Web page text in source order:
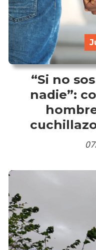
“Si no
nadie”: